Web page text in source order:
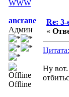
ancrane
Админ
Offline
Re: 3-
«
Ну вот.